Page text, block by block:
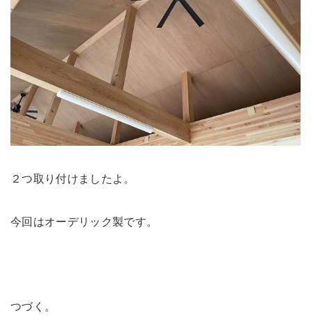
２つ取り付けましたよ。
今回はオーデリック製です。
つづく。